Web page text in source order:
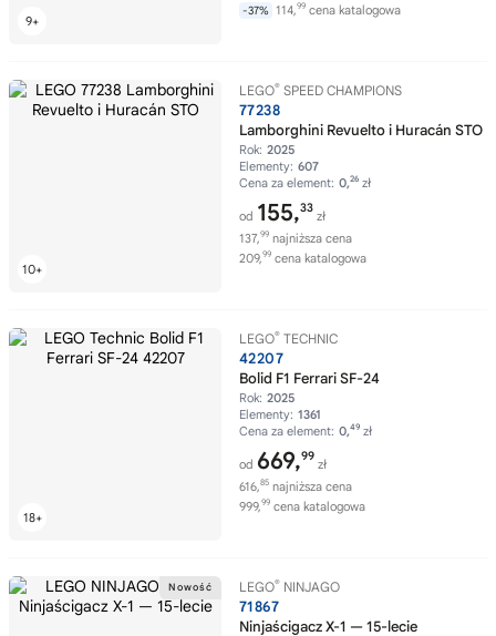
-37% 114,99 cena katalogowa
LEGO® SPEED CHAMPIONS
77238
Lamborghini Revuelto i Huracán STO
Rok: 2025
Elementy: 607
Cena za element: 0,26 zł
od 155,33
zł
137,99 najniższa cena
209,99 cena katalogowa
LEGO® TECHNIC
42207
Bolid F1 Ferrari SF-24
Rok: 2025
Elementy: 1361
Cena za element: 0,49 zł
od 669,99
zł
616,85 najniższa cena
999,99 cena katalogowa
LEGO® NINJAGO
71867
Ninjaścigacz X-1 — 15-lecie